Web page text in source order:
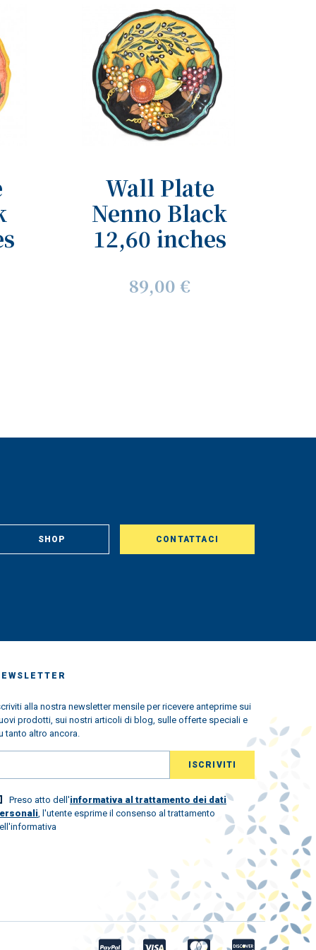
Wall Plate
Nenno Black
12,60 inches
89,00 €
SHOP CONTATTACI
alla nostra newsletter mensile per ricevere anteprime sui
prodotti, sui nostri articoli di blog, sulle offerte speciali e
tanto altro ancora.
Preso atto dell'informativa al trattamento dei dati
, l'utente esprime il consenso al trattamento